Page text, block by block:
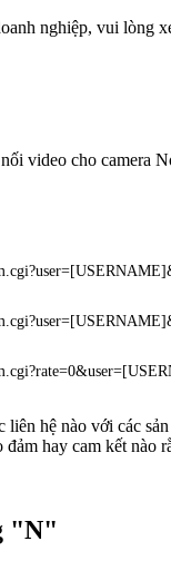
nghiệp, vui lòng
video cho camera
hệ nào với các
hay cam kết nào
"N"